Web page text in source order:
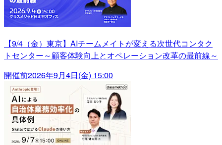
【9/4（金）東京】AIチームメイトが変える次世代コンタク
トセンター～顧客体験向上とオペレーション改革の最前線～
開催前2026年9月4日(金) 15:00